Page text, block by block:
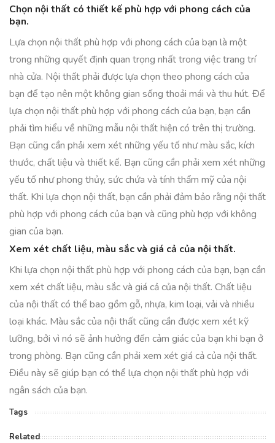
Chọn nội thất có thiết kế phù hợp với phong cách của
bạn.
Lựa chọn nội thất phù hợp với phong cách của bạn là một
trong những quyết định quan trọng nhất trong việc trang trí
nhà cửa. Nội thất phải được lựa chọn theo phong cách của
bạn để tạo nên một không gian sống thoải mái và thu hút. Để
lựa chọn nội thất phù hợp với phong cách của bạn, bạn cần
phải tìm hiểu về những mẫu nội thất hiện có trên thị trường.
Bạn cũng cần phải xem xét những yếu tố như màu sắc, kích
thước, chất liệu và thiết kế. Bạn cũng cần phải xem xét những
yếu tố như phong thủy, sức chứa và tính thẩm mỹ của nội
thất. Khi lựa chọn nội thất, bạn cần phải đảm bảo rằng nội thất
phù hợp với phong cách của bạn và cũng phù hợp với không
gian của bạn.
Xem xét chất liệu, màu sắc và giá cả của nội thất.
Khi lựa chọn nội thất phù hợp với phong cách của bạn, bạn cần
xem xét chất liệu, màu sắc và giá cả của nội thất. Chất liệu
của nội thất có thể bao gồm gỗ, nhựa, kim loại, vải và nhiều
loại khác. Màu sắc của nội thất cũng cần được xem xét kỹ
lưỡng, bởi vì nó sẽ ảnh hưởng đến cảm giác của bạn khi bạn ở
trong phòng. Bạn cũng cần phải xem xét giá cả của nội thất.
Điều này sẽ giúp bạn có thể lựa chọn nội thất phù hợp với
ngân sách của bạn.
Tags
Related